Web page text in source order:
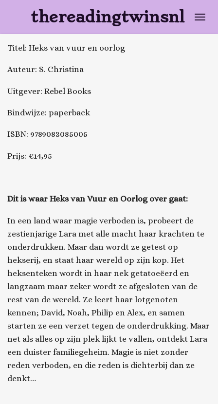
naar
de
thereadingtwinsnl
Titel: Heks van vuur en oorlog
Auteur: S. Christina
Uitgever: Rebel Books
Bindwijze: paperback
ISBN: 9789083085005
Prijs: €14,95
Dit is waar Heks van Vuur en Oorlog over gaat:
In een land waar magie verboden is, probeert de
zestienjarige Lara met alle macht haar krachten te
onderdrukken. Maar dan wordt ze getest op
hekserij, en staat haar wereld op zijn kop. Het
heksenteken wordt in haar nek getatoeëerd en
langzaam maar zeker wordt ze afgesloten van de
rest van de wereld. Ze leert haar lotgenoten
kennen; David, Noah, Philip en Alex, en samen
starten ze een verzet tegen de onderdrukking. Maar
net als alles op zijn plek lijkt te vallen, ontdekt Lara
een duister familiegeheim. Magie is niet zonder
reden verboden, en die reden is dichterbij dan ze
denkt…